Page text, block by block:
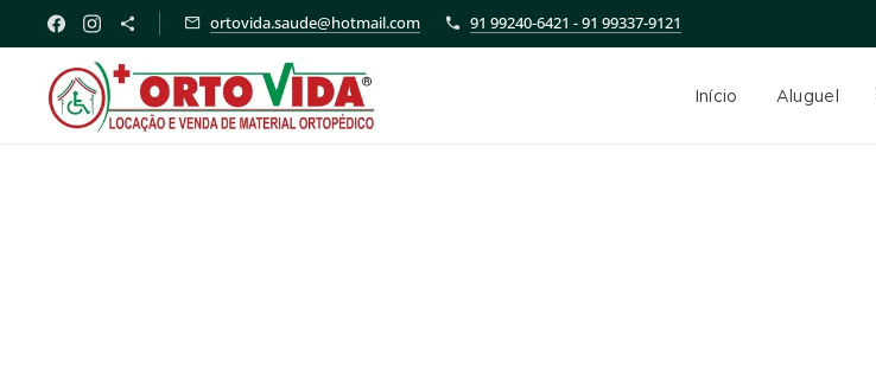
ortovida.saude@hotmail.com 91 99240-6421 - 91 99337-9121
Início Aluguel